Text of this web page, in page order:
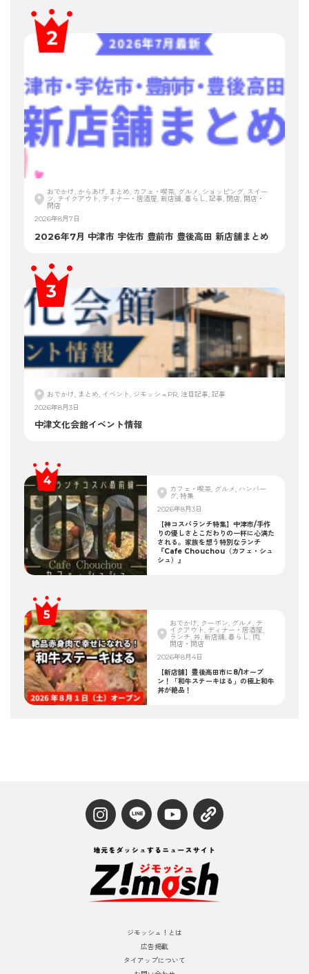
おでかけ, からあげ, まとめ, カフェ・喫茶, グルメ, ショッピング, スイー
ツ, テイクアウト, ディナー・居酒屋, 新店舗, 暮らし, 記事, 閉店, 開店・
閉店
2026年8月7日
2026年7月 中津市 宇佐市 豊前市 豊後高田 新店舗まとめ
おでかけ, まとめ, イベント, ジモッシュPR, 注目記事, 記事
2026年8月3日
中津文化会館イベント情報
カフェ・喫茶, グルメ, ハンバー
グ, 特集
2026年8月3日
【神コスパランチ特集】中津市/手作
りの優しさとこだわりの一杯に心満た
される。家族を想う特別なランチ
『Cafe Chouchou（カフェ・シュ
シュ）』
おでかけ, クーポン, グルメ, テ
イクアウト, ディナー・居酒屋,
ランチ, 丼, 新店舗, 暮らし, 肉,
開店・閉店
2026年8月4日
【新店舗】豊後高田市に8/1オープ
ン！「和牛ステーキはる」の極上和牛
丼が絶品！
ジモッシュ！とは
広告掲載
タイアップについて